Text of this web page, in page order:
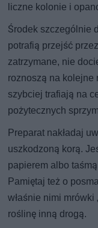
liczne kolonie i
Środek szczególnie
potrafią przejść
zatrzymane, nie
roznoszą na kolejne
szybciej trafiają na
pożytecznych
Preparat nakładaj
uszkodzoną korą.
papierem albo
Pamiętaj też o
właśnie nimi mrówki
roślinę inną drogą.